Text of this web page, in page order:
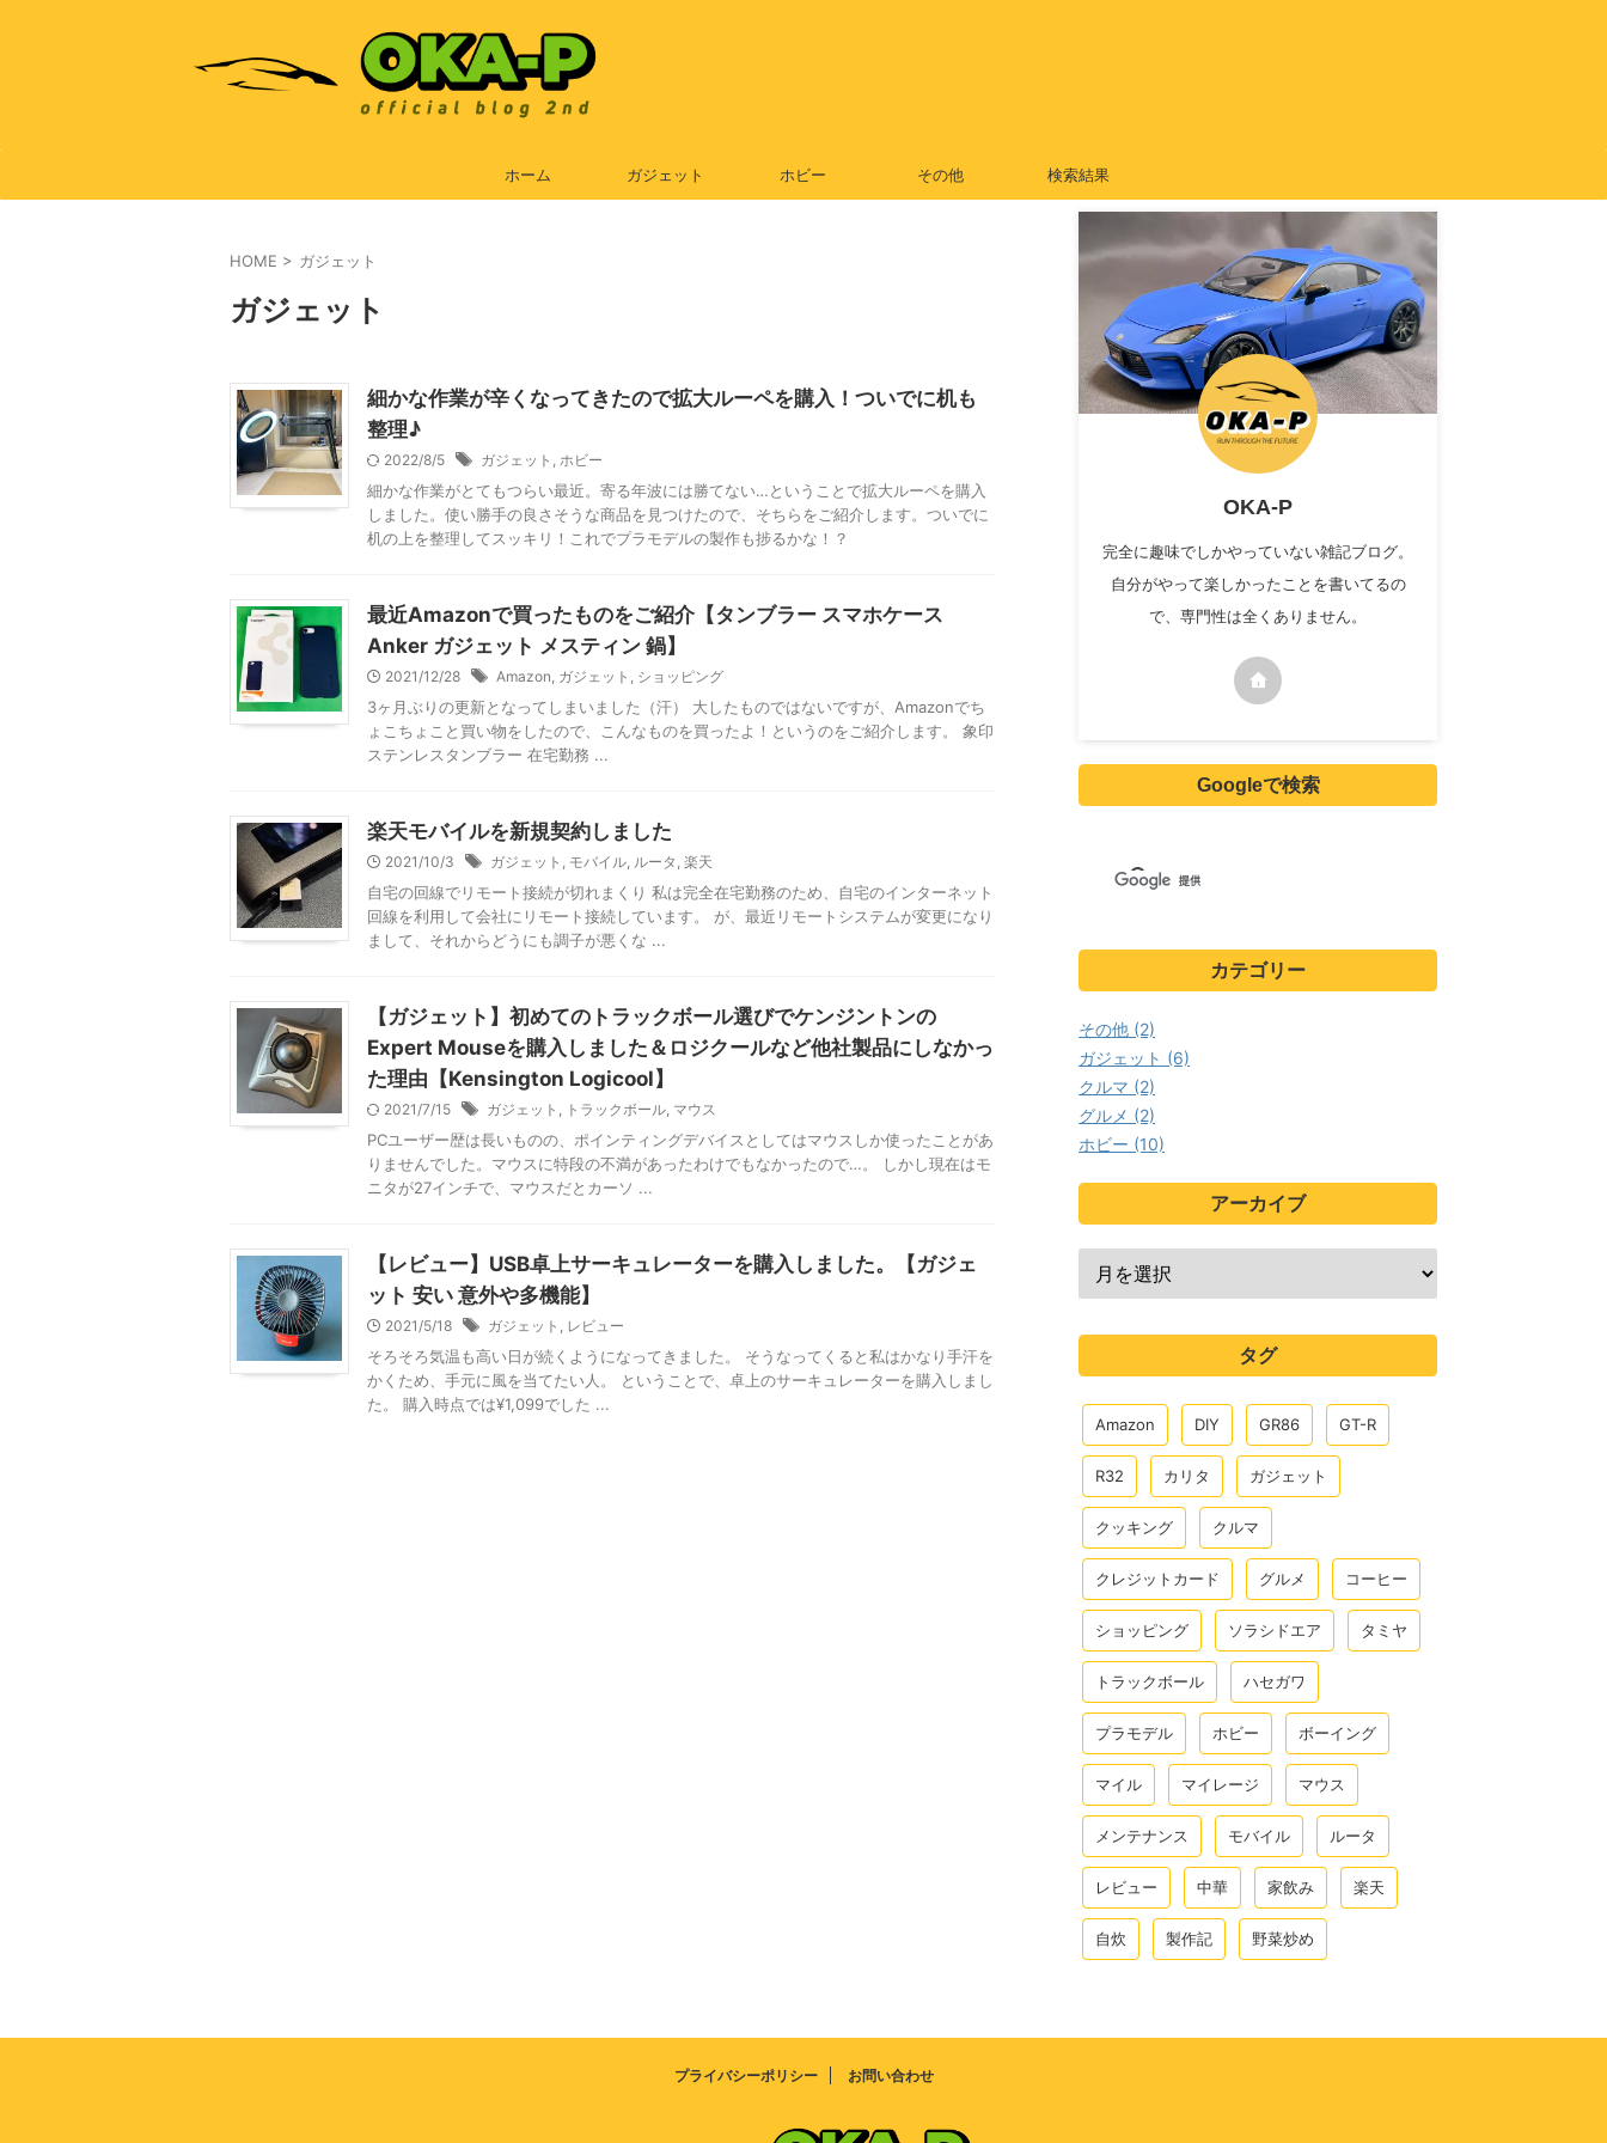
ホーム ガジェット ホビー その他 検索結果
HOME > ガジェット
ガジェット
細かな作業が辛くなってきたので拡大ルーペを購入！ついでに机も
整理♪
2022/8/5 ガジェット ホビー
細かな作業がとてもつらい最近。寄る年波には勝てない…ということで拡大ルーペを購入
しました。使い勝手の良さそうな商品を見つけたので、そちらをご紹介します。ついでに
机の上を整理してスッキリ！これでプラモデルの製作も捗るかな！？
最近Amazonで買ったものをご紹介【タンブラー スマホケース
Anker ガジェット メスティン 鍋】
2021/12/28 Amazon ガジェット ショッピング
3ヶ月ぶりの更新となってしまいました（汗） 大したものではないですが、Amazonでち
ょこちょこと買い物をしたので、こんなものを買ったよ！というのをご紹介します。 象印
ステンレスタンブラー 在宅勤務 ...
楽天モバイルを新規契約しました
2021/10/3 ガジェット モバイル ルータ 楽天
自宅の回線でリモート接続が切れまくり 私は完全在宅勤務のため、自宅のインターネット
回線を利用して会社にリモート接続しています。 が、最近リモートシステムが変更になり
まして、それからどうにも調子が悪くな ...
【ガジェット】初めてのトラックボール選びでケンジントンの
Expert Mouseを購入しました＆ロジクールなど他社製品にしなかっ
た理由【Kensington Logicool】
2021/7/15 ガジェット トラックボール マウス
PCユーザー歴は長いものの、ポインティングデバイスとしてはマウスしか使ったことがあ
りませんでした。マウスに特段の不満があったわけでもなかったので…。 しかし現在はモ
ニタが27インチで、マウスだとカーソ ...
【レビュー】USB卓上サーキュレーターを購入しました。【ガジェ
ット 安い 意外や多機能】
2021/5/18 ガジェット レビュー
そろそろ気温も高い日が続くようになってきました。 そうなってくると私はかなり手汗を
かくため、手元に風を当てたい人。 ということで、卓上のサーキュレーターを購入しまし
た。 購入時点では¥1,099でした ...
OKA-P
完全に趣味でしかやっていない雑記ブログ。
自分がやって楽しかったことを書いてるの
で、専門性は全くありません。
Googleで検索
カテゴリー
その他 (2)
ガジェット (6)
クルマ (2)
グルメ (2)
ホビー (10)
アーカイブ
タグ
Amazon DIY GR86 GT-R
R32 カリタ ガジェット
クッキング クルマ
クレジットカード グルメ コーヒー
ショッピング ソラシドエア タミヤ
トラックボール ハセガワ
プラモデル ホビー ボーイング
マイル マイレージ マウス
メンテナンス モバイル ルータ
レビュー 中華 家飲み 楽天
自炊 製作記 野菜炒め
プライバシーポリシー お問い合わせ